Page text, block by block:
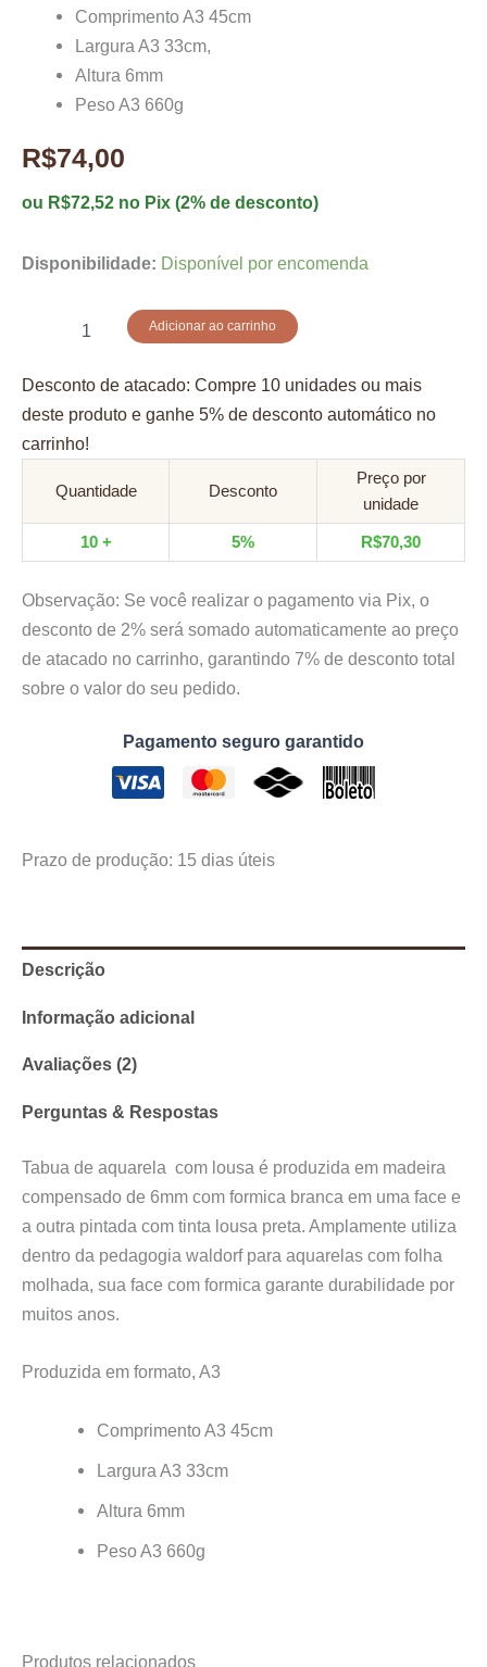
Comprimento A3 45cm
Largura A3 33cm,
Altura 6mm
Peso A3 660g
R$74,00
ou R$72,52 no Pix (2% de desconto)
Disponibilidade: Disponível por encomenda
com
Lousa
quantidade
Adicionar ao carrinho
Desconto de atacado: Compre 10 unidades ou mais
deste produto e ganhe 5% de desconto automático no
carrinho!
Quantidade Desconto
Preço por
unidade
10 + 5% R$70,30
Observação: Se você realizar o pagamento via Pix, o
desconto de 2% será somado automaticamente ao preço
de atacado no carrinho, garantindo 7% de desconto total
sobre o valor do seu pedido.
Pagamento seguro garantido
Prazo de produção: 15 dias úteis
Descrição
Informação adicional
Avaliações (2)
Perguntas & Respostas
Tabua de aquarela com lousa é produzida em madeira
compensado de 6mm com formica branca em uma face e
a outra pintada com tinta lousa preta. Amplamente utiliza
dentro da pedagogia waldorf para aquarelas com folha
molhada, sua face com formica garante durabilidade por
muitos anos.
Produzida em formato, A3
Comprimento A3 45cm
Largura A3 33cm
Altura 6mm
Peso A3 660g
Produtos relacionados